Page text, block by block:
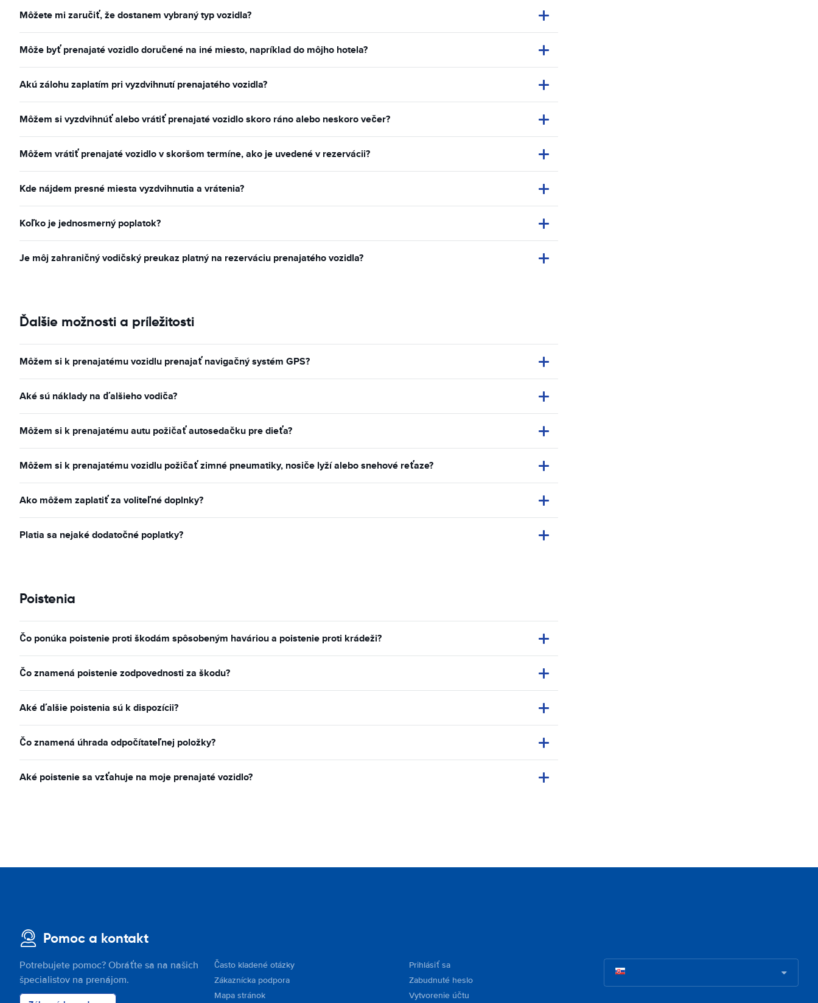
Môžete mi zaručiť, že dostanem vybraný typ vozidla?
Môže byť prenajaté vozidlo doručené na iné miesto, napríklad do môjho hotela?
Akú zálohu zaplatím pri vyzdvihnutí prenajatého vozidla?
Môžem si vyzdvihnúť alebo vrátiť prenajaté vozidlo skoro ráno alebo neskoro večer?
Môžem vrátiť prenajaté vozidlo v skoršom termíne, ako je uvedené v rezervácii?
Kde nájdem presné miesta vyzdvihnutia a vrátenia?
Koľko je jednosmerný poplatok?
Je môj zahraničný vodičský preukaz platný na rezerváciu prenajatého vozidla?
Ďalšie možnosti a príležitosti
Môžem si k prenajatému vozidlu prenajať navigačný systém GPS?
Aké sú náklady na ďalšieho vodiča?
Môžem si k prenajatému autu požičať autosedačku pre dieťa?
Môžem si k prenajatému vozidlu požičať zimné pneumatiky, nosiče lyží alebo snehové reťaze?
Ako môžem zaplatiť za voliteľné doplnky?
Platia sa nejaké dodatočné poplatky?
Poistenia
Čo ponúka poistenie proti škodám spôsobeným haváriou a poistenie proti krádeži?
Čo znamená poistenie zodpovednosti za škodu?
Aké ďalšie poistenia sú k dispozícii?
Čo znamená úhrada odpočítateľnej položky?
Aké poistenie sa vzťahuje na moje prenajaté vozidlo?
Pomoc a kontakt
Potrebujete pomoc? Obráťte sa na našich
špecialistov na prenájom.
Často kladené otázky
Zákaznícka podpora
Mapa stránok
Prihlásiť sa
Zabudnuté heslo
Vytvorenie účtu